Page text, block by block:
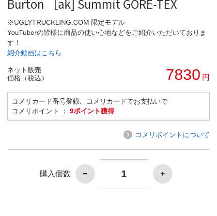
Burton ［ak] Summit GORE-TEX
※UGLYTRUCKLING.COM 限定モデル
YouTuberの皆様に商品の使い心地などをご紹介いただいておりま
す！
紹介動画はこちら
ネット販売
価格（税込）
7830 円
コメリカード番号登録、コメリカードでお支払いで
コメリポイント ： 9ポイント獲得
コメリポイントについて
購入個数